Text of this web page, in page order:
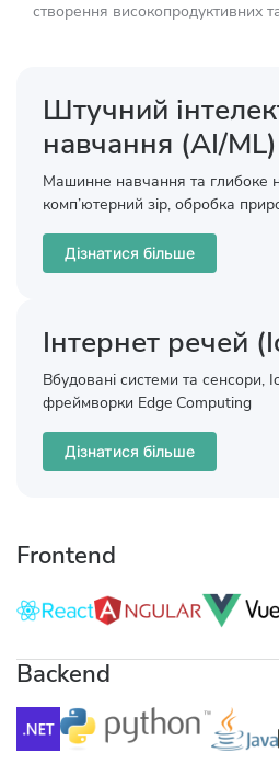
створення високопродуктивних
Штучний
навчання (AI/ML)
Машинне навчання та глибоке
комп’ютерний зір, обробка
Дізнатися більше
Інтернет речей
Вбудовані системи та сенсори,
фреймворки Edge Computing
Дізнатися більше
Frontend
Backend